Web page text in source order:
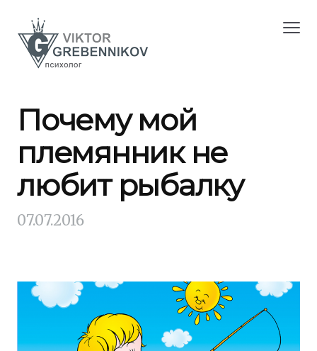
Почему мой
племянник не
любит рыбалку
07.07.2016